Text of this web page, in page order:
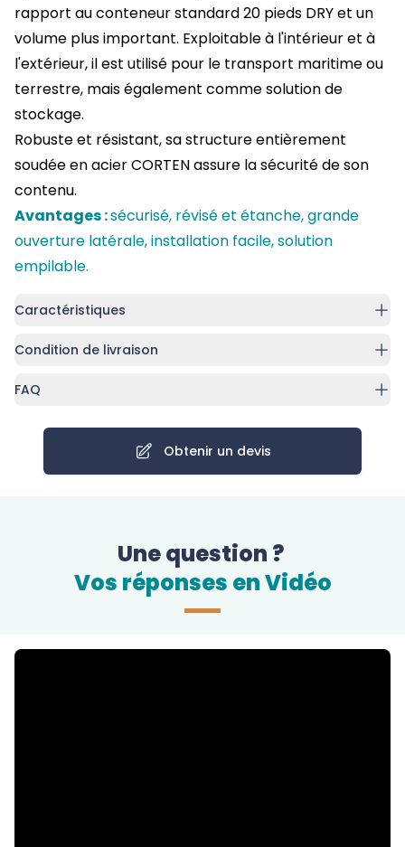
rapport au conteneur standard 20 pieds DRY et un
volume plus important. Exploitable à l'intérieur et à
l'extérieur, il est utilisé pour le transport maritime ou
terrestre, mais également comme solution de
stockage.
Robuste et résistant, sa structure entièrement
soudée en acier CORTEN assure la sécurité de son
contenu.
Avantages :sécurisé, révisé et étanche, grande
ouverture latérale, installation facile, solution
empilable.
Caractéristiques
Condition de livraison
FAQ
Obtenir un devis
Une question ?
Vos réponses en Vidéo